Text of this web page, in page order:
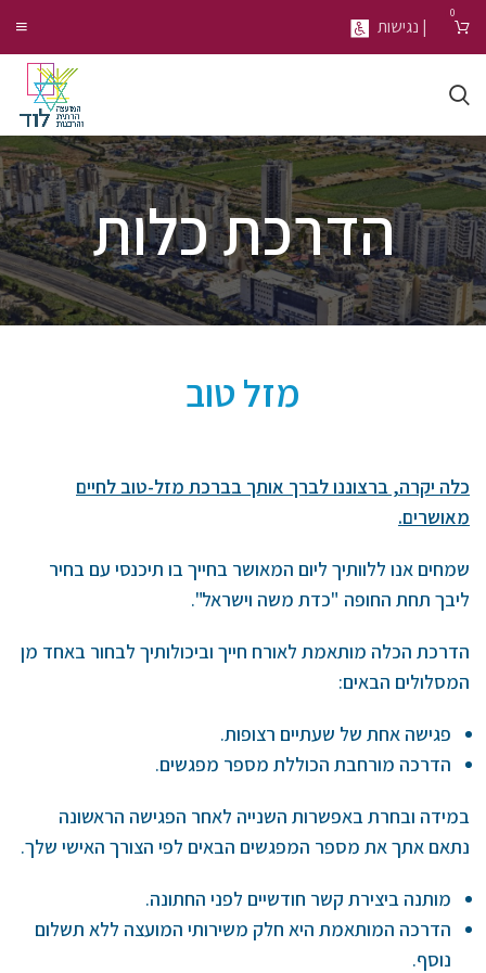
0
| נגישות
הדרכת כלות
מזל טוב
כלה יקרה, ברצוננו לברך אותך בברכת מזל-טוב לחיים
מאושרים.
שמחים אנו ללוותיך ליום המאושר בחייך בו תיכנסי עם בחיר
ליבך תחת החופה "כדת משה וישראל".
הדרכת הכלה מותאמת לאורח חייך וביכולותיך לבחור באחד מן
המסלולים הבאים:
פגישה אחת של שעתיים רצופות.
הדרכה מורחבת הכוללת מספר מפגשים.
במידה ובחרת באפשרות השנייה לאחר הפגישה הראשונה
נתאם אתך את מספר המפגשים הבאים לפי הצורך האישי שלך.
מותנה ביצירת קשר חודשיים לפני החתונה.
הדרכה המותאמת היא חלק משירותי המועצה ללא תשלום
נוסף.